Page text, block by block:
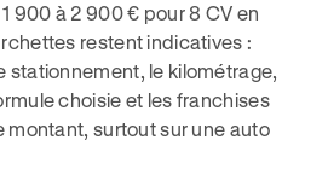
900 à 2 900 € pour 8 CV en
restent indicatives :
stationnement, le kilométrage,
choisie et les franchises
montant, surtout sur une auto